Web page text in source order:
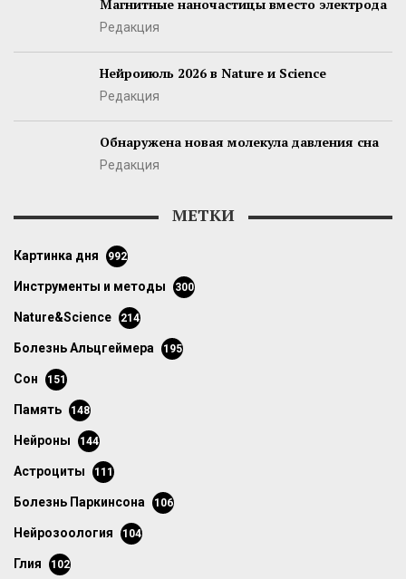
Магнитные наночастицы вместо электрода
Редакция
Нейроиюль 2026 в Nature и Science
Редакция
Обнаружена новая молекула давления сна
Редакция
МЕТКИ
картинка дня 992
инструменты и методы 300
Nature&Science 214
болезнь Альцгеймера 195
сон 151
память 148
нейроны 144
астроциты 111
болезнь Паркинсона 106
нейрозоология 104
глия 102